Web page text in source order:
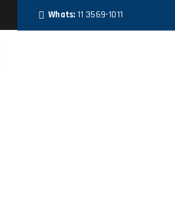
Whats: 11 3569-1011